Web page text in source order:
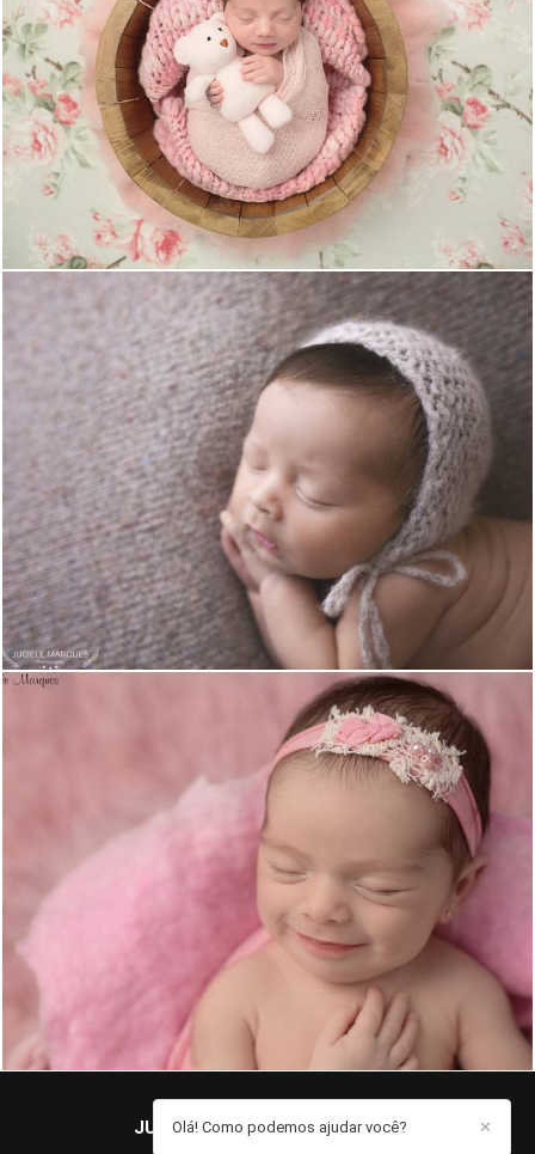
1280 22
805 0
1470 122
JUCIELE MARQUES/ CONTATO ✕
Olá! Como podemos ajudar você?